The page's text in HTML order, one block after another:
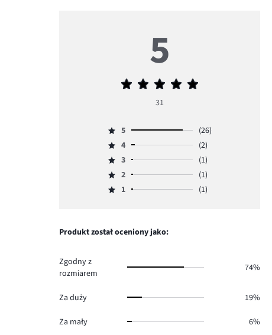
5
Średnia
5
31
Ocena
5,
ilość
głosów
5
(26)
Ocena
4,
ilość
głosów
4
(2)
Ocena
3,
ilość
3
(1)
Ocena
2,
1.
2
(1)
Ocena
głosów
1 (1)
Produkt został oceniony jako:
Zgodny z
rozmiarem
74%
Za duży 19%
Za mały 6%